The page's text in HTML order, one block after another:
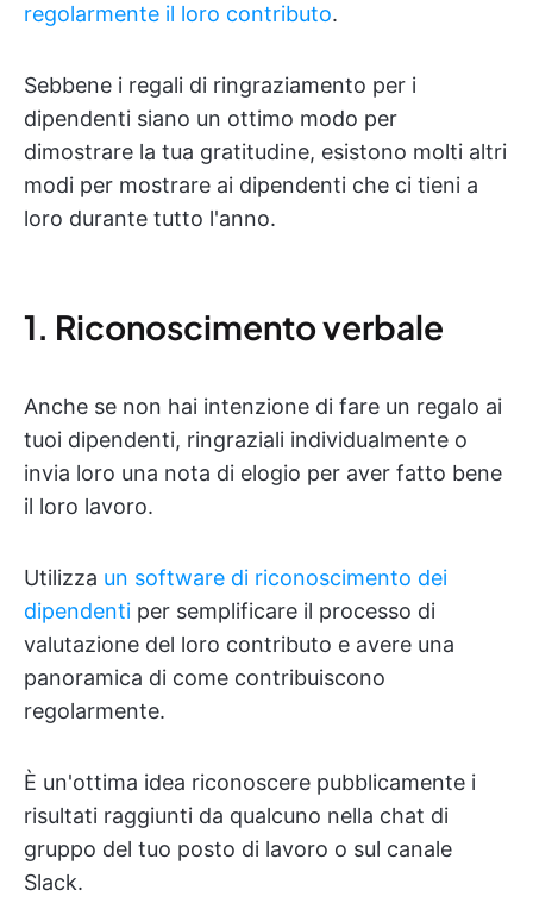
regolarmente il loro contributo.
Sebbene i regali di ringraziamento per i
dipendenti siano un ottimo modo per
dimostrare la tua gratitudine, esistono molti altri
modi per mostrare ai dipendenti che ci tieni a
loro durante tutto l'anno.
1. Riconoscimento verbale
Anche se non hai intenzione di fare un regalo ai
tuoi dipendenti, ringraziali individualmente o
invia loro una nota di elogio per aver fatto bene
il loro lavoro.
Utilizza un software di riconoscimento dei
dipendenti per semplificare il processo di
valutazione del loro contributo e avere una
panoramica di come contribuiscono
regolarmente.
È un'ottima idea riconoscere pubblicamente i
risultati raggiunti da qualcuno nella chat di
gruppo del tuo posto di lavoro o sul canale
Slack.